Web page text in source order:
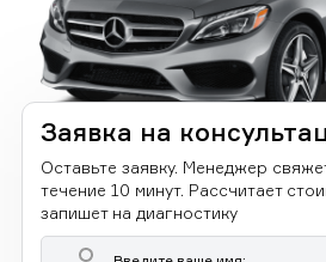
Заявка на
Оставьте заявку. Менеджер
течение 10 минут. Рассчитает
запишет на диагностику